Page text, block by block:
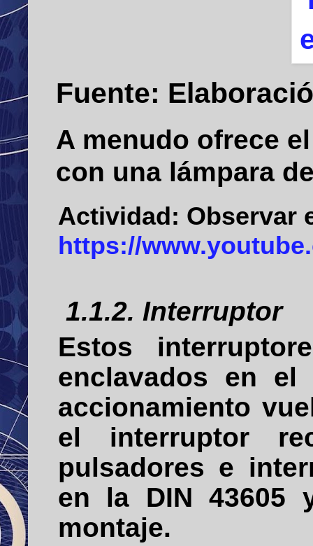
Fuente:
A menudo ofrece
con una lámpara
Actividad: Observar
https://
1.1.2. Interruptor
Estos
enclavados en el
accionamiento
el interruptor
pulsadores e
en la DIN 43605
montaje.